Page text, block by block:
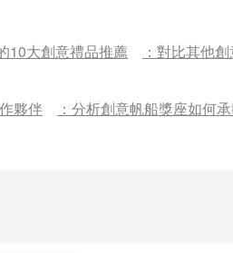
10大創意禮品推薦
：對比其他
夥伴 ：分析創意帆船獎座如何